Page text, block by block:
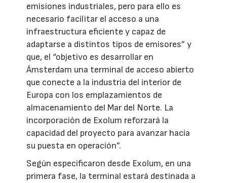
emisiones industriales, pero para ello es
necesario facilitar el acceso a una
infraestructura eficiente y capaz de
adaptarse a distintos tipos de emisores” y
que, el “objetivo es desarrollar en
Ámsterdam una terminal de acceso abierto
que conecte a la industria del interior de
Europa con los emplazamientos de
almacenamiento del Mar del Norte. La
incorporación de Exolum reforzará la
capacidad del proyecto para avanzar hacia
su puesta en operación”.
Según especificaron desde Exolum, en una
primera fase, la terminal estará destinada a